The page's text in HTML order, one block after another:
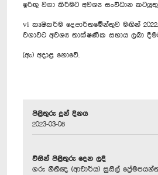
ඉරිඟු වගා කිරීමට අවශ්‍ය සංවිධාන
vi කෘෂිකර්ම දෙපාර්තමේන්තුව මඟින්
වගාවට අවශ්‍ය තාක්ෂණික සහාය ලබා
(ඇ) අදාළ නොවේ.
පිළිතුරු දුන් දිනය
2023-03-08
විසින් පිළිතුරු දෙන ලදී
ගරු නීතිඥ (ආචාර්ය) සුසිල් ප්‍රේමජයන්ත